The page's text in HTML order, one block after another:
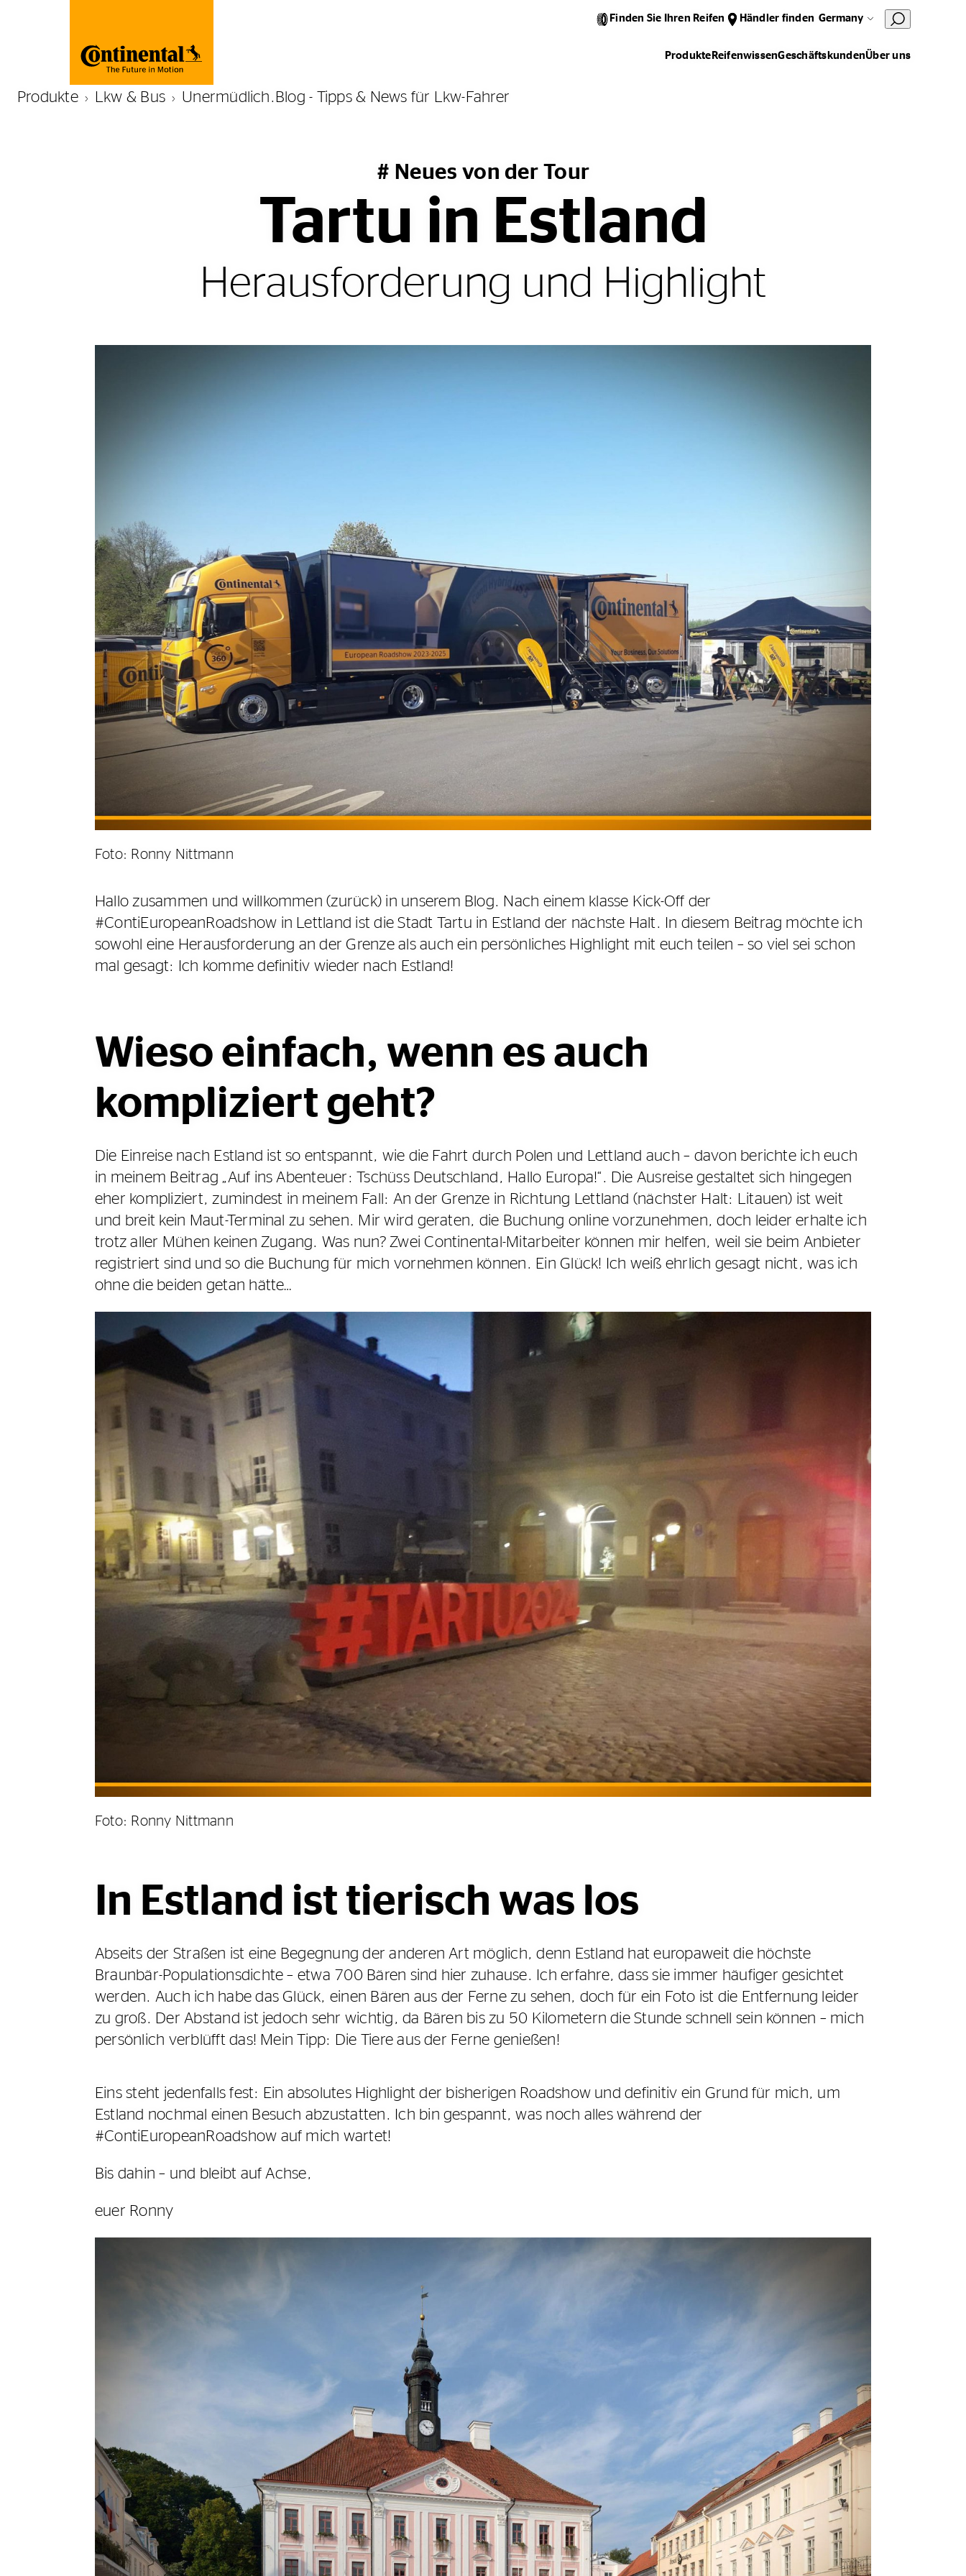
Finden Sie Ihren Reifen Händler finden Germany
Produkte ReifenwissenGeschäftskundenÜber uns
Produkte Lkw & Bus Unermüdlich.Blog - Tipps & News für Lkw-Fahrer
# Neues von der Tour
Tartu in Estland
Herausforderung und Highlight
Foto: Ronny Nittmann
Hallo zusammen und willkommen (zurück) in unserem Blog. Nach einem klasse Kick-Off der
#ContiEuropeanRoadshow in Lettland ist die Stadt Tartu in Estland der nächste Halt. In diesem Beitrag möchte ich
sowohl eine Herausforderung an der Grenze als auch ein persönliches Highlight mit euch teilen – so viel sei schon
mal gesagt: Ich komme definitiv wieder nach Estland!
Wieso einfach, wenn es auch
kompliziert geht?
Die Einreise nach Estland ist so entspannt, wie die Fahrt durch Polen und Lettland auch – davon berichte ich euch
in meinem Beitrag „Auf ins Abenteuer: Tschüss Deutschland, Hallo Europa!“. Die Ausreise gestaltet sich hingegen
eher kompliziert, zumindest in meinem Fall: An der Grenze in Richtung Lettland (nächster Halt: Litauen) ist weit
und breit kein Maut-Terminal zu sehen. Mir wird geraten, die Buchung online vorzunehmen, doch leider erhalte ich
trotz aller Mühen keinen Zugang. Was nun? Zwei Continental-Mitarbeiter können mir helfen, weil sie beim Anbieter
registriert sind und so die Buchung für mich vornehmen können. Ein Glück! Ich weiß ehrlich gesagt nicht, was ich
ohne die beiden getan hätte…
Foto: Ronny Nittmann
In Estland ist tierisch was los
Abseits der Straßen ist eine Begegnung der anderen Art möglich, denn Estland hat europaweit die höchste
Braunbär-Populationsdichte – etwa 700 Bären sind hier zuhause. Ich erfahre, dass sie immer häufiger gesichtet
werden. Auch ich habe das Glück, einen Bären aus der Ferne zu sehen, doch für ein Foto ist die Entfernung leider
zu groß. Der Abstand ist jedoch sehr wichtig, da Bären bis zu 50 Kilometern die Stunde schnell sein können – mich
persönlich verblüfft das! Mein Tipp: Die Tiere aus der Ferne genießen!
Eins steht jedenfalls fest: Ein absolutes Highlight der bisherigen Roadshow und definitiv ein Grund für mich, um
Estland nochmal einen Besuch abzustatten. Ich bin gespannt, was noch alles während der
#ContiEuropeanRoadshow auf mich wartet!
Bis dahin – und bleibt auf Achse,
euer Ronny